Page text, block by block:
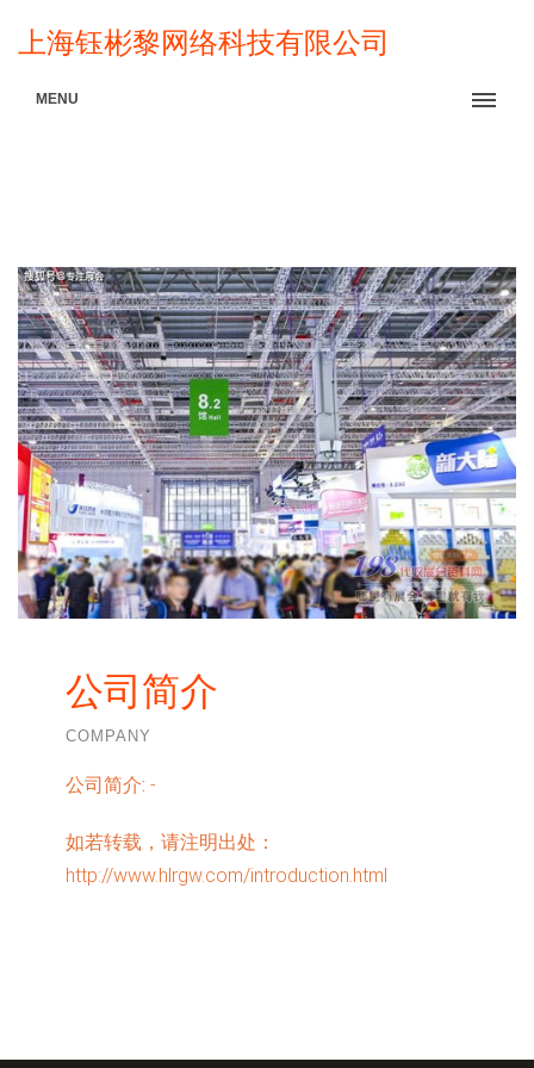
上海钰彬黎网络科技有限公司
MENU
公司简介
COMPANY
公司简介: -
如若转载，请注明出处：
http://www.hlrgw.com/introduction.html